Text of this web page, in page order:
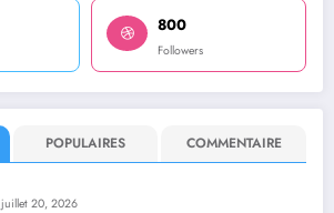
800
Followers
POPULAIRES COMMENTAIRE
juillet 20, 2026